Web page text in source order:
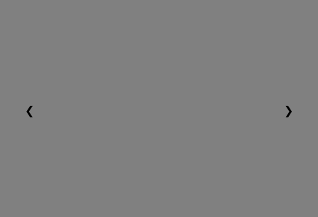
❮ ❯